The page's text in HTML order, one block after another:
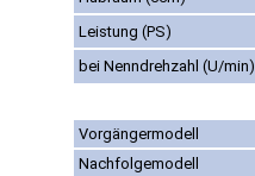
Leistung (PS)
bei Nenndrehzahl (U/min)
Vorgängermodell
Nachfolgemodell